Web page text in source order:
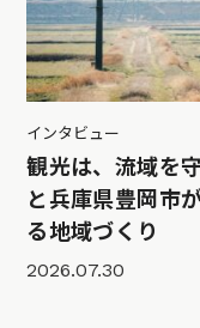
インタビュー
観光は、流域を
と兵庫県豊岡市
る地域づくり
2026.07.30